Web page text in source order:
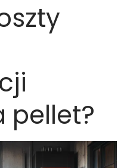
pellet?